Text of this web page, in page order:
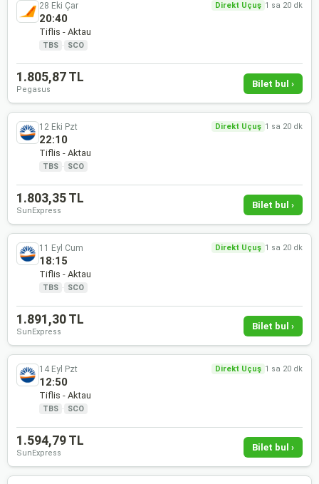
28 Eki Çar Direkt Uçuş 1 sa 20 dk
20:40
Tiflis - Aktau
TBS · SCO
1.805,87 TL
Pegasus
Bilet bul ›
12 Eki Pzt Direkt Uçuş 1 sa 20 dk
22:10
Tiflis - Aktau
TBS · SCO
1.803,35 TL
SunExpress
Bilet bul ›
11 Eyl Cum Direkt Uçuş 1 sa 20 dk
18:15
Tiflis - Aktau
TBS · SCO
1.891,30 TL
SunExpress
Bilet bul ›
14 Eyl Pzt Direkt Uçuş 1 sa 20 dk
12:50
Tiflis - Aktau
TBS · SCO
1.594,79 TL
SunExpress
Bilet bul ›